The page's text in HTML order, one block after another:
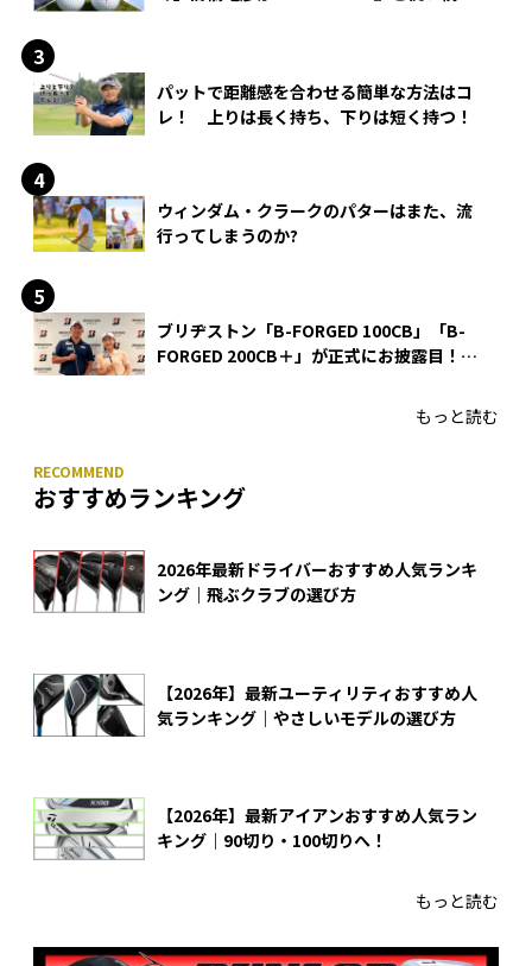
パットで距離感を合わせる簡単な方法はコ
レ！ 上りは長く持ち、下りは短く持つ！
ウィンダム・クラークのパターはまた、流
行ってしまうのか?
ブリヂストン「B-FORGED 100CB」「B-
FORGED 200CB＋」が正式にお披露目！
もっと読む
おすすめランキング
2026年最新ドライバーおすすめ人気ランキ
ング｜飛ぶクラブの選び方
【2026年】最新ユーティリティおすすめ人
気ランキング｜やさしいモデルの選び方
【2026年】最新アイアンおすすめ人気ラン
キング｜90切り・100切りへ！
もっと読む